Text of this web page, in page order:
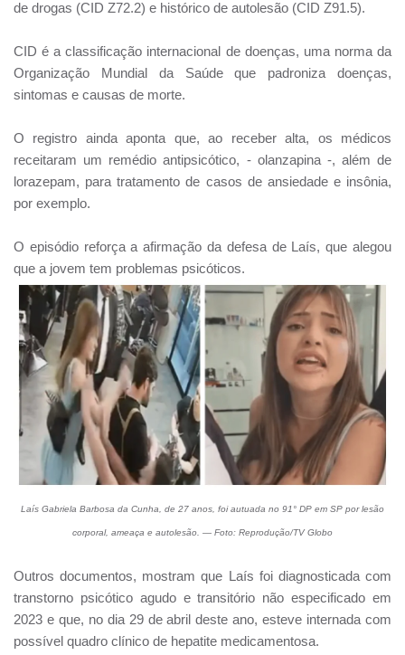
de drogas (CID Z72.2) e histórico de autolesão (CID Z91.5).
CID é a classificação internacional de doenças, uma norma da
Organização Mundial da Saúde que padroniza doenças,
sintomas e causas de morte.
O registro ainda aponta que, ao receber alta, os médicos
receitaram um remédio antipsicótico, - olanzapina -, além de
lorazepam, para tratamento de casos de ansiedade e insônia,
por exemplo.
O episódio reforça a afirmação da defesa de Laís, que alegou
que a jovem tem problemas psicóticos.
Laís Gabriela Barbosa da Cunha, de 27 anos, foi autuada no 91° DP em SP por lesão
corporal, ameaça e autolesão. — Foto: Reprodução/TV Globo
Outros documentos, mostram que Laís foi diagnosticada com
transtorno psicótico agudo e transitório não especificado em
2023 e que, no dia 29 de abril deste ano, esteve internada com
possível quadro clínico de hepatite medicamentosa.